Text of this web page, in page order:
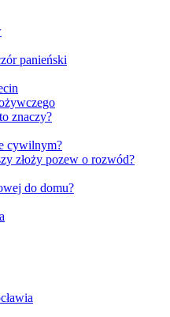
panieński
znaczy?
cywilnym?
złoży pozew o rozwód?
do domu?